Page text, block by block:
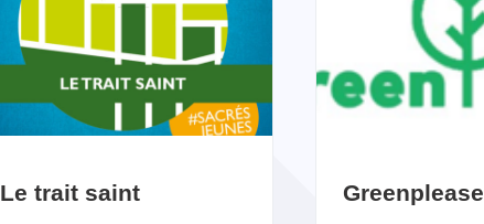
Le trait saint Greenplease